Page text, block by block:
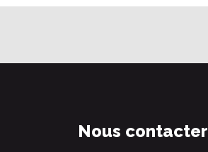
Nous contacter